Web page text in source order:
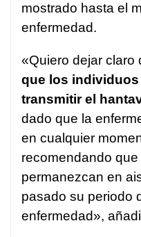
mostrado hasta el
enfermedad.
«Quiero dejar claro
que los
transmitir el
dado que la
en cualquier
recomendando
permanezcan en
pasado su periodo
enfermedad»,